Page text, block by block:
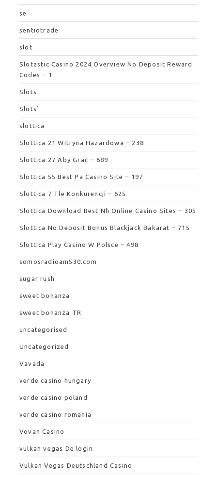
se
sentiotrade
slot
Slotastic Casino 2024 Overview No Deposit Reward
Codes – 1
Slots
Slots`
slottica
Slottica 21 Witryna Hazardowa – 238
Slottica 27 Aby Grać – 689
Slottica 55 Best Pa Casino Site – 197
Slottica 7 Tle Konkurencji – 625
Slottica Download Best Nh Online Casino Sites – 305
Slottica No Deposit Bonus Blackjack Bakarat – 715
Slottica Play Casino W Polsce – 498
somosradioam530.com
sugar rush
sweet bonanza
sweet bonanza TR
uncategorised
Uncategorized
Vavada
verde casino hungary
verde casino poland
verde casino romania
Vovan Casino
vulkan vegas De login
Vulkan Vegas Deutschland Casino